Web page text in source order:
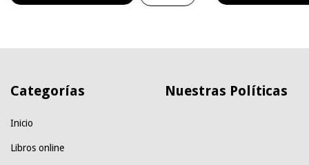
Categorías
Inicio
Libros online
Nuestras Políticas